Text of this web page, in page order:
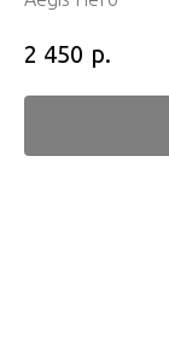
2 450 р.